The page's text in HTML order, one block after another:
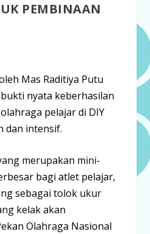
PEMBINAAN
Mas Raditiya Putu
nyata keberhasilan
pelajar di DIY
dan intensif.
merupakan mini-
bagi atlet pelajar,
sebagai tolok ukur
kelak akan
Olahraga Nasional